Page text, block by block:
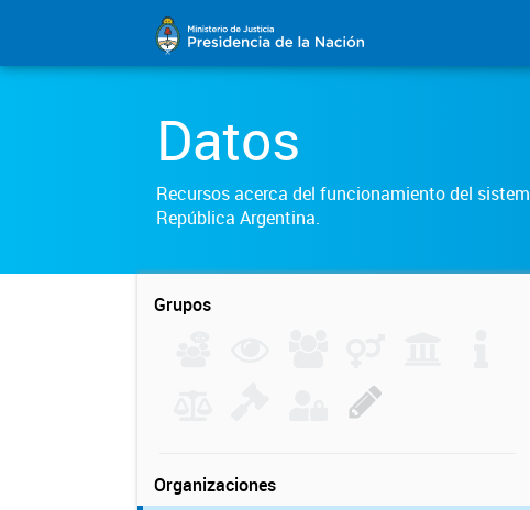
Datos
Recursos acerca del funcionamiento del
República Argentina.
Grupos
Organizaciones